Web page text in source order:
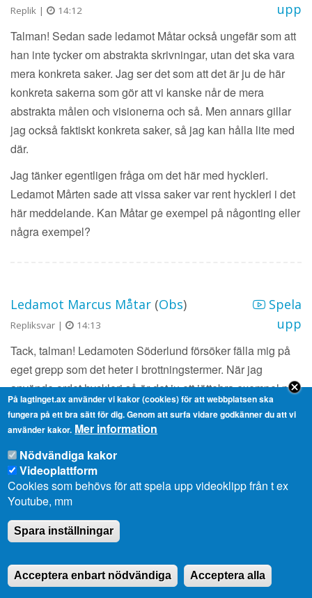
Replik | 14:12
upp
Talman! Sedan sade ledamot Måtar också ungefär som att
han inte tycker om abstrakta skrivningar, utan det ska vara
mera konkreta saker. Jag ser det som att det är ju de här
konkreta sakerna som gör att vi kanske når de mera
abstrakta målen och visionerna och så. Men annars gillar
jag också faktiskt konkreta saker, så jag kan hålla lite med
där.
Jag tänker egentligen fråga om det här med hyckleri.
Ledamot Mårten sade att vissa saker var rent hyckleri i det
här meddelande. Kan Måtar ge exempel på någonting eller
några exempel?
Ledamot Marcus Måtar (Obs)
Repliksvar | 14:13
Spela
upp
Tack, talman! Ledamoten Söderlund försöker fälla mig på
eget grepp som det heter i brottningstermer. När jag
använde ordet hyckleri så är det ju ett jättebra exempel på
en abstraktion som kan betyda lite olika. Det betyder
någonting för dig och något annat för mig. När det gäller
hållbarhetsagendan och säga att just det var hyckleri. Ett
konkret exempel är till exempel et exemplet jag gav, att när
vi försöker minska på den fossila bränsleanvändningen så
då spelar hållbarhetsagendan ingen roll för färjan ska fram
från punkt A till punkt B, oavsett om den är tom eller inte.
På lagtinget.ax använder vi kakor (cookies) för att webbplatsen ska
fungera på ett bra sätt för dig. Genom att surfa vidare godkänner du att vi
använder kakor. Mer information
Nödvändiga kakor
Videoplattform
Cookies som behövs för att spela upp videoklipp från t ex
Youtube, mm
Spara inställningar
Acceptera enbart nödvändiga Acceptera alla